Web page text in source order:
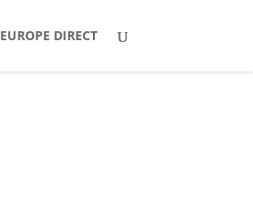
EUROPE DIRECT